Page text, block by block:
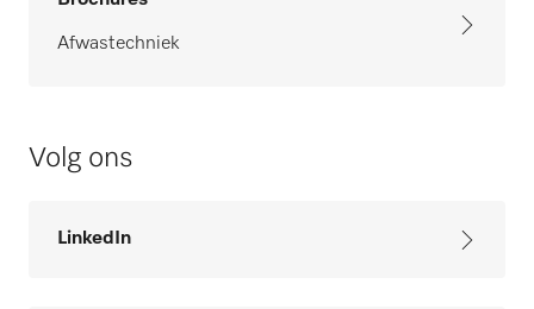
Afwastechniek
Volg ons
LinkedIn